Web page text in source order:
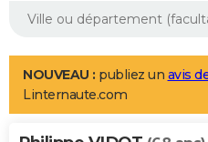
Aménagement intérieur
LIFESTYLE
Art de vivre
Bien-être
Loisirs
Mode
Modes de vie
NOUVEAU : publiez un avis
Linternaute.com